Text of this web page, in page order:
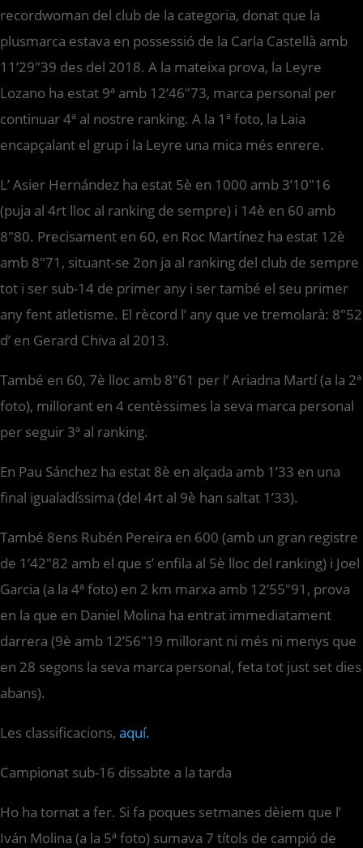
recordwoman del club de la categoria, donat que la
plusmarca estava en possessió de la Carla Castellà amb
11’29″39 des del 2018. A la mateixa prova, la Leyre
Lozano ha estat 9ª amb 12’46″73, marca personal per
continuar 4ª al nostre ranking. A la 1ª foto, la Laia
encapçalant el grup i la Leyre una mica més enrere.
L’ Asier Hernández ha estat 5è en 1000 amb 3’10″16
(puja al 4rt lloc al ranking de sempre) i 14è en 60 amb
8″80. Precisament en 60, en Roc Martínez ha estat 12è
amb 8″71, situant-se 2on ja al ranking del club de sempre
tot i ser sub-14 de primer any i ser també el seu primer
any fent atletisme. El rècord l’ any que ve tremolarà: 8″52
d’ en Gerard Chiva al 2013.
També en 60, 7è lloc amb 8″61 per l’ Ariadna Martí (a la 2ª
foto), millorant en 4 centèssimes la seva marca personal
per seguir 3ª al ranking.
En Pau Sánchez ha estat 8è en alçada amb 1’33 en una
final igualadíssima (del 4rt al 9è han saltat 1’33).
També 8ens Rubén Pereira en 600 (amb un gran registre
de 1’42″82 amb el que s’ enfila al 5è lloc del ranking) i Joel
Garcia (a la 4ª foto) en 2 km marxa amb 12’55″91, prova
en la que en Daniel Molina ha entrat immediatament
darrera (9è amb 12’56″19 millorant ni més ni menys que
en 28 segons la seva marca personal, feta tot just set dies
abans).
Les classificacions, aquí.
Campionat sub-16 dissabte a la tarda
Ho ha tornat a fer. Si fa poques setmanes dèiem que l’
Iván Molina (a la 5ª foto) sumava 7 títols de campió de